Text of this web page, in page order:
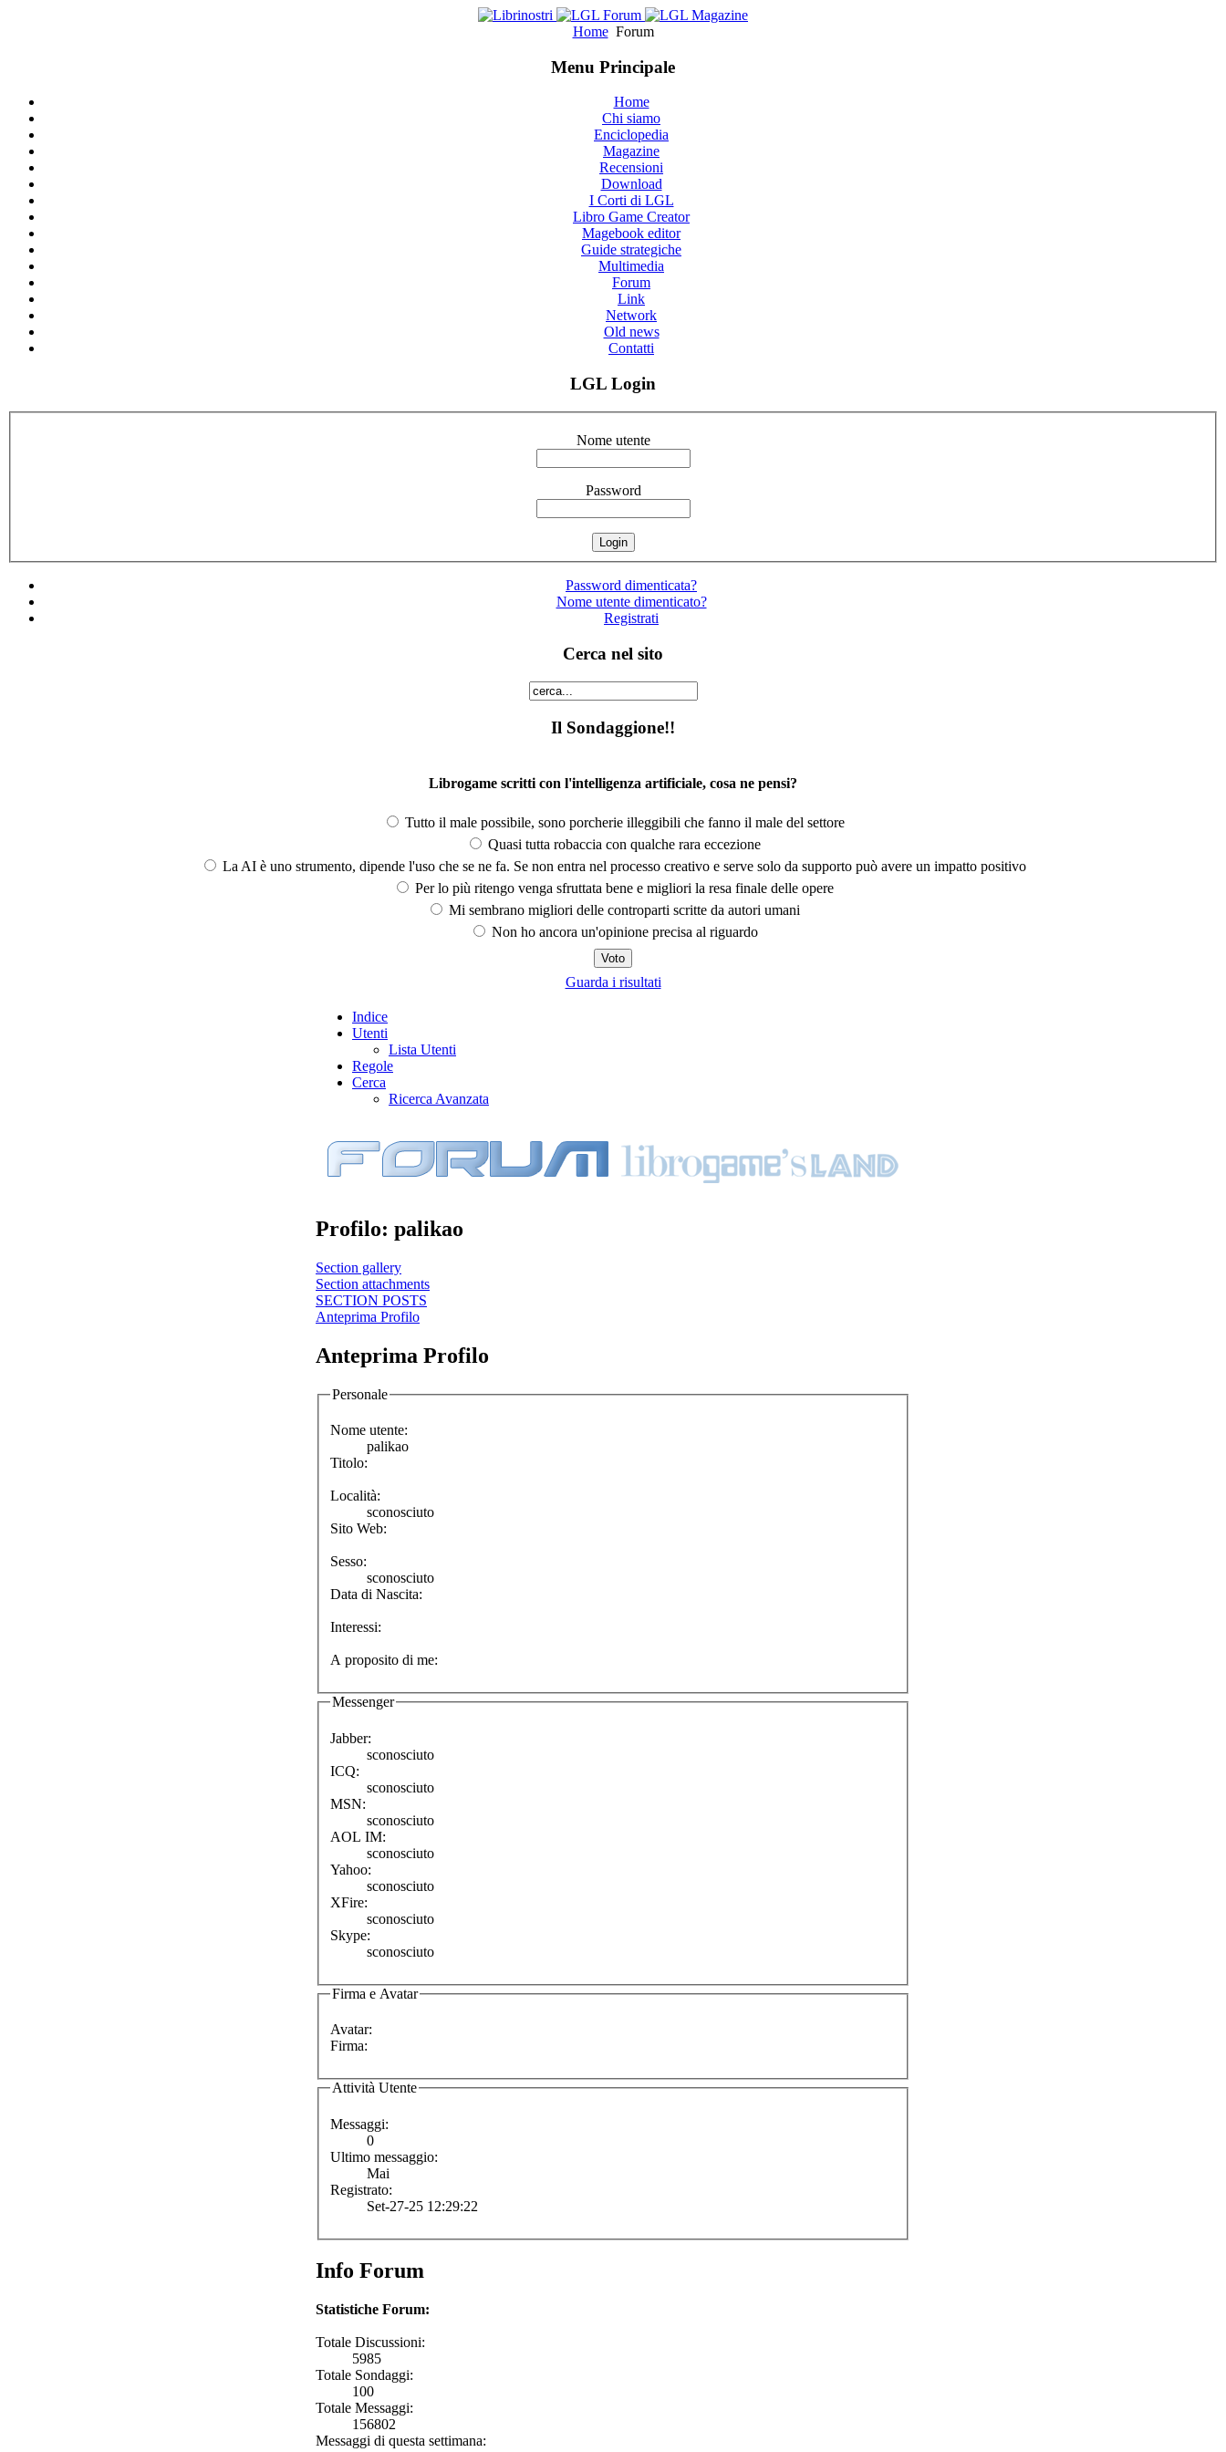
Home Forum
Menu Principale
Home
Chi siamo
Enciclopedia
Magazine
Recensioni
Download
I Corti di LGL
Libro Game Creator
Magebook editor
Guide strategiche
Multimedia
Forum
Link
Network
Old news
Contatti
LGL Login
Nome utente
Password
Password dimenticata?
Nome utente dimenticato?
Registrati
Cerca nel sito
Il Sondaggione!!
Librogame scritti con l'intelligenza artificiale, cosa ne pensi?
Tutto il male possibile, sono porcherie illeggibili che fanno il male del settore
Quasi tutta robaccia con qualche rara eccezione
La AI è uno strumento, dipende l'uso che se ne fa. Se non entra nel processo creativo e serve solo da supporto può avere un impatto positivo
Per lo più ritengo venga sfruttata bene e migliori la resa finale delle opere
Mi sembrano migliori delle controparti scritte da autori umani
Non ho ancora un'opinione precisa al riguardo
Guarda i risultati
Indice
Utenti
Lista Utenti
Regole
Cerca
Ricerca Avanzata
Profilo: palikao
Section gallery
Section attachments
SECTION POSTS
Anteprima Profilo
Anteprima Profilo
Personale
Nome utente:
palikao
Titolo:
Località:
sconosciuto
Sito Web:
Sesso:
sconosciuto
Data di Nascita:
Interessi:
A proposito di me:
Messenger
Jabber:
sconosciuto
ICQ:
sconosciuto
MSN:
sconosciuto
AOL IM:
sconosciuto
Yahoo:
sconosciuto
XFire:
sconosciuto
Skype:
sconosciuto
Firma e Avatar
Avatar:
Firma:
Attività Utente
Messaggi:
0
Ultimo messaggio:
Mai
Registrato:
Set-27-25 12:29:22
Info Forum
Statistiche Forum:
Totale Discussioni:
5985
Totale Sondaggi:
100
Totale Messaggi:
156802
Messaggi di questa settimana: